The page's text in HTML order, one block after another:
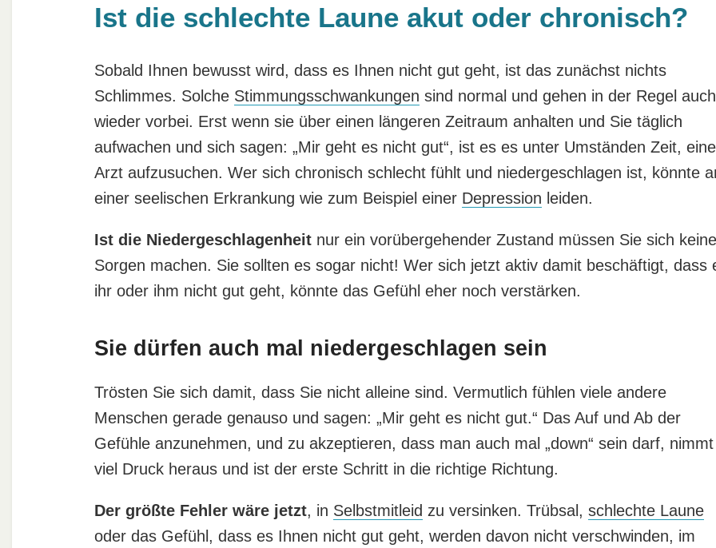
Ist die schlechte Laune akut oder chronisch?
Sobald Ihnen bewusst wird, dass es Ihnen nicht gut geht, ist das zunächst nichts
Schlimmes. Solche Stimmungsschwankungen sind normal und gehen in der Regel auch
wieder vorbei. Erst wenn sie über einen längeren Zeitraum anhalten und Sie täglich
aufwachen und sich sagen: „Mir geht es nicht gut“, ist es es unter Umständen Zeit,
Arzt aufzusuchen. Wer sich chronisch schlecht fühlt und niedergeschlagen ist, könnte
einer seelischen Erkrankung wie zum Beispiel einer Depression leiden.
Ist die Niedergeschlagenheitnur ein vorübergehender Zustand müssen Sie sich keine
Sorgen machen. Sie sollten es sogar nicht! Wer sich jetzt aktiv damit beschäftigt, dass
ihr oder ihm nicht gut geht, könnte das Gefühl eher noch verstärken.
Sie dürfen auch mal niedergeschlagen sein
Trösten Sie sich damit, dass Sie nicht alleine sind. Vermutlich fühlen viele andere
Menschen gerade genauso und sagen: „Mir geht es nicht gut.“ Das Auf und Ab der
Gefühle anzunehmen, und zu akzeptieren, dass man auch mal „down“ sein darf, nimmt
viel Druck heraus und ist der erste Schritt in die richtige Richtung.
Der größte Fehler wäre jetzt, in Selbstmitleid zu versinken. Trübsal, schlechte Laune
oder das Gefühl, dass es Ihnen nicht gut geht, werden davon nicht verschwinden, im